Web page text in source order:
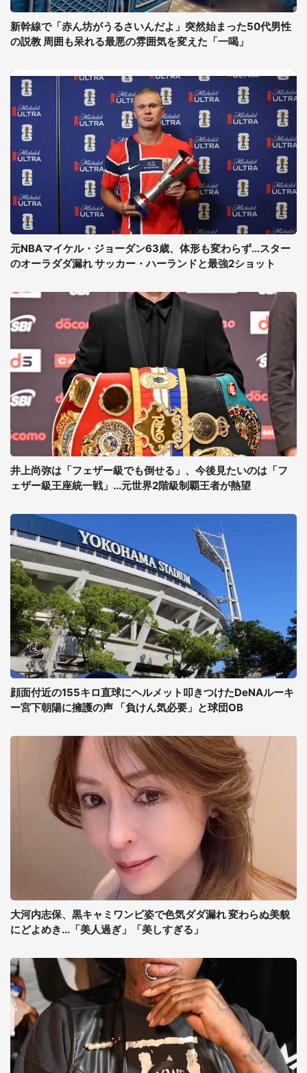
新幹線で「赤ん坊がうるさいんだよ」突然始まった50代男性
の説教 周囲も呆れる最悪の雰囲気を変えた「一喝」
元NBAマイケル・ジョーダン63歳、体形も変わらず...スター
のオーラダダ漏れ サッカー・ハーランドと最強2ショット
井上尚弥は「フェザー級でも倒せる」、今後見たいのは「フ
ェザー級王座統一戦」...元世界2階級制覇王者が熱望
顔面付近の155キロ直球にヘルメット叩きつけたDeNAルーキ
ー宮下朝陽に擁護の声 「負けん気必要」と球団OB
大河内志保、黒キャミワンピ姿で色気ダダ漏れ 変わらぬ美貌
にどよめき...「美人過ぎ」「美しすぎる」